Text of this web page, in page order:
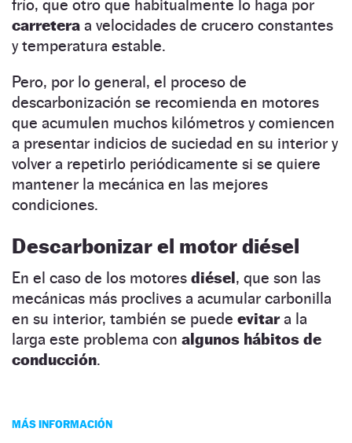
frío, que otro que habitualmente lo haga por
carretera a velocidades de crucero constantes
y temperatura estable.
Pero, por lo general, el proceso de
descarbonización se recomienda en motores
que acumulen muchos kilómetros y comiencen
a presentar indicios de suciedad en su interior y
volver a repetirlo periódicamente si se quiere
mantener la mecánica en las mejores
condiciones.
Descarbonizar el motor diésel
En el caso de los motores diésel, que son las
mecánicas más proclives a acumular carbonilla
en su interior, también se puede evitara la
larga este problema con algunos hábitos de
conducción.
MÁS INFORMACIÓN